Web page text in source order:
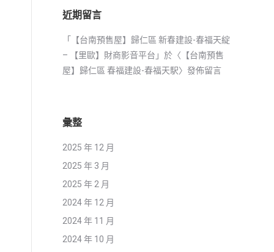
近期留言
「
【台南預售屋】歸仁區 新春建設-春福天綻
– 【里歐】財商影音平台 」於〈 【台南預售
屋】歸仁區 春福建設-春福天駅〉發佈留言
彙整
2025 年 12 月
2025 年 3 月
2025 年 2 月
2024 年 12 月
2024 年 11 月
2024 年 10 月